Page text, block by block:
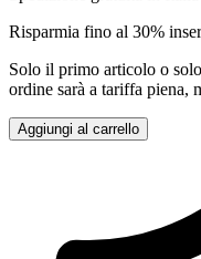
Risparmia fino al 30%
Solo il primo articolo o
ordine sarà a tariffa piena,
Aggiungi al carrello